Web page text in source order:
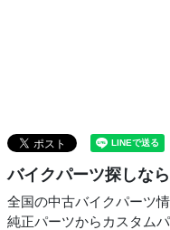
バイクパーツ探しなら
全国の中古バイクパーツ
純正パーツからカスタム